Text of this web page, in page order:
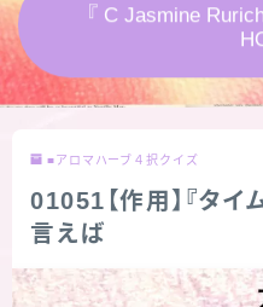
おすすめ商品＆レビュー
★スペシャルアロマハー
お問い合わせ
『 C Jasmine
■アロマハーブ４択クイズ
01051【作用】『タイ
言えば